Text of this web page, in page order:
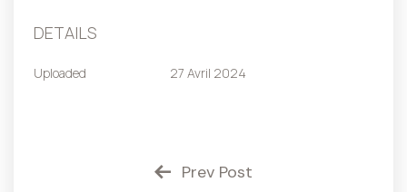
DETAILS
Uploaded 27 Avril 2024
Prev Post